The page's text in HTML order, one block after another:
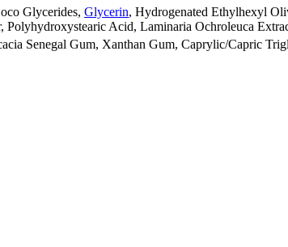
Glycerides, Glycerin, Hydrogenated Ethylhexyl
Polyhydroxystearic Acid, Laminaria Ochroleuca
Senegal Gum, Xanthan Gum, Caprylic/Capric